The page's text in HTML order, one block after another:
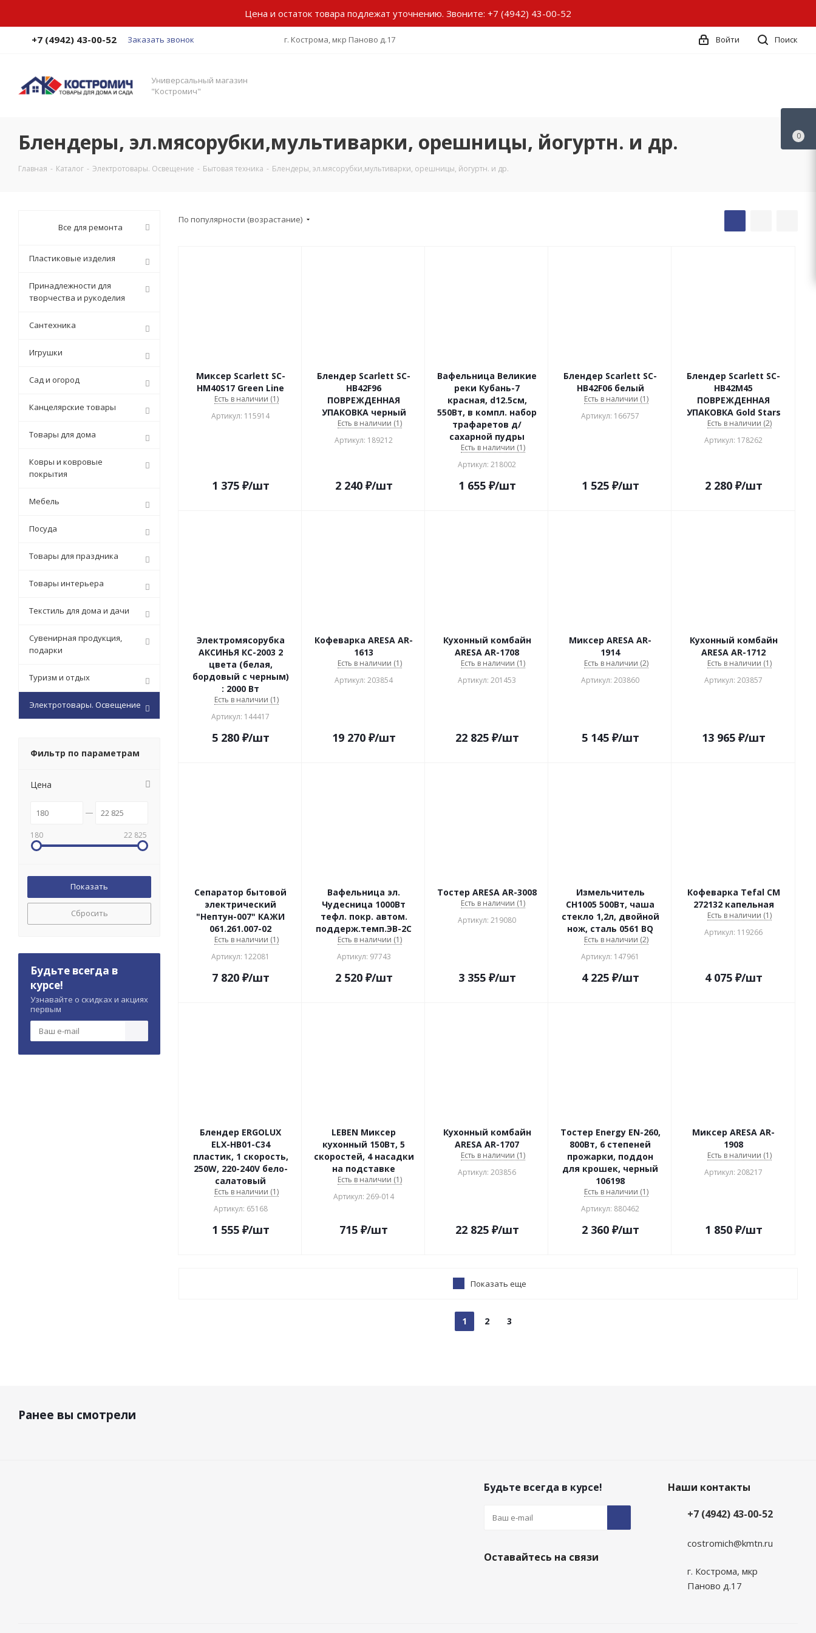
Цена и остаток товара подлежат уточнению. Звоните: +7 (4942) 43-00-52
+7 (4942) 43-00-52 Заказать звонок г. Кострома, мкр Паново д.17 Поиск
Войти
Универсальный магазин
"Костромич"
Блендеры, эл.мясорубки,мультиварки, орешницы, йогуртн. и др.
Главная - Каталог - Электротовары. Освещение - Бытовая техника - Блендеры, эл.мясорубки,мультиварки, орешницы, йогуртн. и др.
По популярности (возрастание)
Миксер Scarlett SC-
HM40S17 Green Line
Есть в наличии (1)
Артикул: 115914
1 375₽/шт
Блендер Scarlett SC-
HB42F96
ПОВРЕЖДЕННАЯ
УПАКОВКА черный
Есть в наличии (1)
Артикул: 189212
2 240₽/шт
Вафельница Великие
реки Кубань-7
красная, d12.5см,
550Вт, в компл. набор
трафаретов д/
сахарной пудры
Есть в наличии (1)
Артикул: 218002
1 655₽/шт
Блендер Scarlett SC-
HB42F06 белый
Есть в наличии (1)
Артикул: 166757
1 525₽/шт
Блендер Scarlett SC-
HB42M45
ПОВРЕЖДЕННАЯ
УПАКОВКА Gold Stars
Есть в наличии (2)
Артикул: 178262
2 280₽/шт
Электромясорубка
АКСИНЬЯ КС-2003 2
цвета (белая,
бордовый с черным)
: 2000 Вт
Есть в наличии (1)
Артикул: 144417
5 280₽/шт
Кофеварка ARESA AR-
1613
Есть в наличии (1)
Артикул: 203854
19 270₽/шт
Кухонный комбайн
ARESA AR-1708
Есть в наличии (1)
Артикул: 201453
22 825₽/шт
Миксер ARESA AR-
1914
Есть в наличии (2)
Артикул: 203860
5 145₽/шт
Кухонный комбайн
ARESA AR-1712
Есть в наличии (1)
Артикул: 203857
13 965₽/шт
Сепаратор бытовой
электрический
"Нептун-007" КАЖИ
061.261.007-02
Есть в наличии (1)
Артикул: 122081
7 820₽/шт
Вафельница эл.
Чудесница 1000Вт
тефл. покр. автом.
поддерж.темп.ЭВ-2С
Есть в наличии (1)
Артикул: 97743
2 520₽/шт
Тостер ARESA AR-3008
Есть в наличии (1)
Артикул: 219080
3 355₽/шт
Измельчитель
CH1005 500Вт, чаша
стекло 1,2л, двойной
нож, сталь 0561 BQ
Есть в наличии (2)
Артикул: 147961
4 225₽/шт
Кофеварка Tefal CM
272132 капельная
Есть в наличии (1)
Артикул: 119266
4 075₽/шт
Блендер ERGOLUX
ELX-HB01-C34
пластик, 1 скорость,
250W, 220-240V бело-
салатовый
Есть в наличии (1)
Артикул: 65168
1 555₽/шт
LEBEN Миксер
кухонный 150Вт, 5
скоростей, 4 насадки
на подставке
Есть в наличии (1)
Артикул: 269-014
715 ₽/шт
Кухонный комбайн
ARESA AR-1707
Есть в наличии (1)
Артикул: 203856
22 825₽/шт
Тостер Energy EN-260,
800Вт, 6 степеней
прожарки, поддон
для крошек, черный
106198
Есть в наличии (1)
Артикул: 880462
2 360₽/шт
Миксер ARESA AR-
1908
Есть в наличии (1)
Артикул: 208217
1 850₽/шт
Показать еще
1 2 3
Все для ремонта
Пластиковые изделия
Принадлежности для
творчества и рукоделия
Сантехника
Игрушки
Сад и огород
Канцелярские товары
Товары для дома
Ковры и ковровые
покрытия
Мебель
Посуда
Товары для праздника
Товары интерьера
Текстиль для дома и дачи
Сувенирная продукция,
подарки
Туризм и отдых
Электротовары. Освещение
Фильтр по параметрам
Цена
180 22 825
Сбросить
Будьте всегда в
курсе!
Узнавайте о скидках и акциях
первым
Ранее вы смотрели
Будьте всегда в курсе!
Оставайтесь на связи
Наши контакты
+7 (4942) 43-00-52
costromich@kmtn.ru
г. Кострома, мкр
Паново д.17
0